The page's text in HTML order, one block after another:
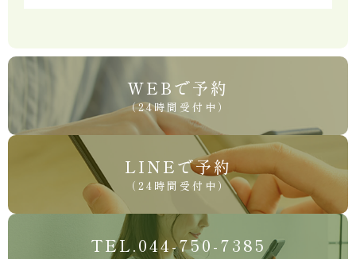
WEBで予約
（24時間受付中）
LINEで予約
（24時間受付中）
TEL.044-750-7385